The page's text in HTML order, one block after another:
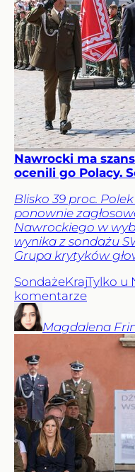
Nawrocki ma
ocenili go Polacy.
Blisko 39 proc.
ponownie
Nawrockiego w
wynika z sondażu
Grupa krytyków
SondażeKrajTylko u
komentarze
Magdalena